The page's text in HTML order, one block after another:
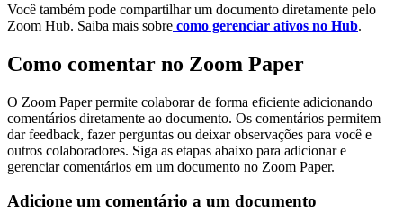
Você também pode compartilhar um documento diretamente pelo
Zoom Hub. Saiba mais sobre como gerenciar ativos no Hub.
Como comentar no Zoom Paper
O Zoom Paper permite colaborar de forma eficiente adicionando
comentários diretamente ao documento. Os comentários permitem
dar feedback, fazer perguntas ou deixar observações para você e
outros colaboradores. Siga as etapas abaixo para adicionar e
gerenciar comentários em um documento no Zoom Paper.
Adicione um comentário a um documento